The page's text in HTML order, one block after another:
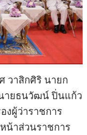
วาสิกศิริ นายก
ายธนวัฒน์ ปิ่นแก้ว
งผู้ว่าราชการ
น้าส่วนราชการ